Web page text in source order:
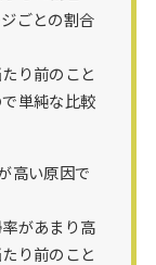
ごとの割合
り前のこと
単純な比較
高い原因で
があまり高
り前のこと